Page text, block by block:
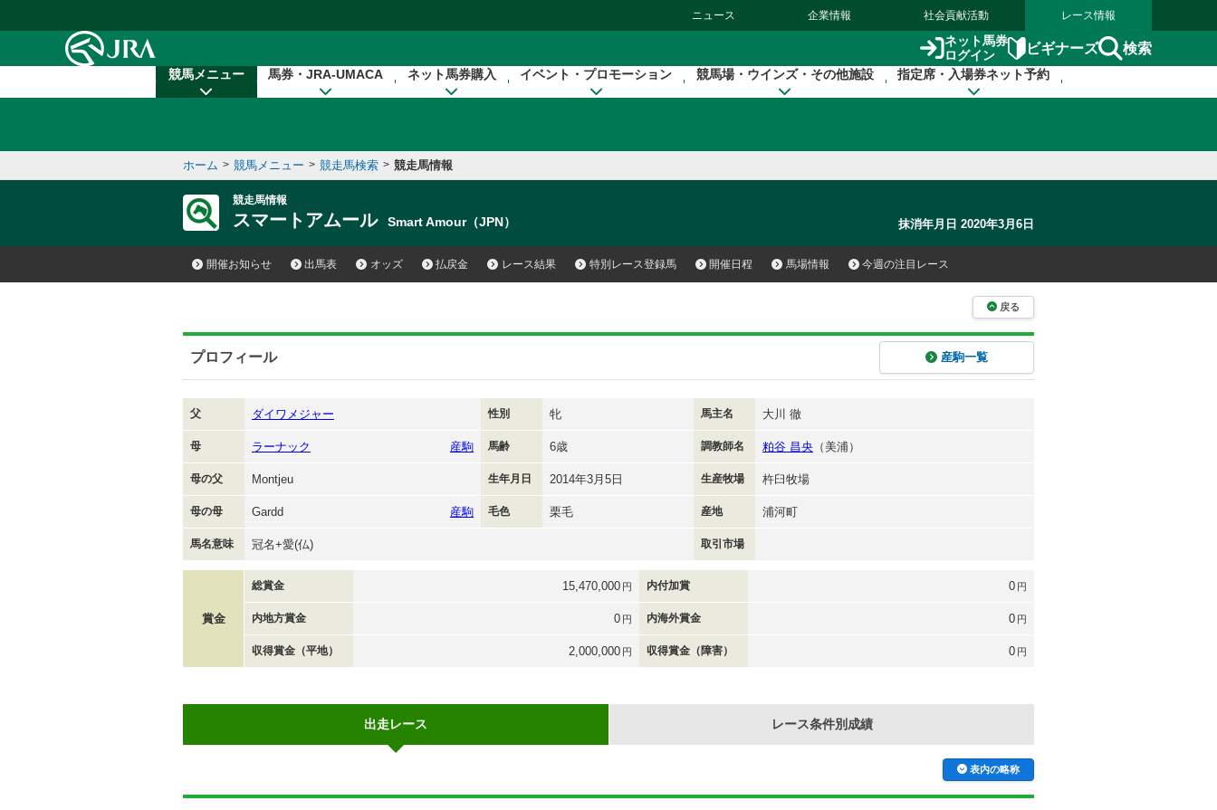
ニュース 企業情報 社会貢献活動 レース情報
ネット馬券
ログイン
ビギナーズ 検索
競馬メニュー 馬券・JRA-UMACA ネット馬券購入 イベント・プロモーション 競馬場・ウインズ・その他施設 指定席・入場券ネット予約
ホーム > 競馬メニュー > 競走馬検索 > 競走馬情報
競走馬情報
スマートアムール Smart Amour（JPN） 抹消年月日 2020年3月6日
開催お知らせ 出馬表 オッズ 払戻金 レース結果 特別レース登録馬 開催日程 馬場情報 今週の注目レース
戻る
プロフィール 産駒一覧
父 ダイワメジャー 性別 牝 馬主名 大川 徹
母 ラーナック 産駒 馬齢 6歳 調教師名 粕谷 昌央 （美浦）
母の父 Montjeu 生年月日 2014年3月5日 生産牧場 杵臼牧場
母の母 Gardd 産駒 毛色 栗毛 産地 浦河町
馬名意味 冠名+愛(仏) 取引市場
賞金
総賞金 15,470,000 円 内付加賞 0 円
内地方賞金 0 円 内海外賞金 0 円
収得賞金（平地） 2,000,000 円 収得賞金（障害） 0 円
出走レース レース条件別成績
表内の略称